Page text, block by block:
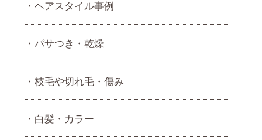
ヘアスタイル事例
パサつき・乾燥
枝毛や切れ毛・傷み
白髪・カラー